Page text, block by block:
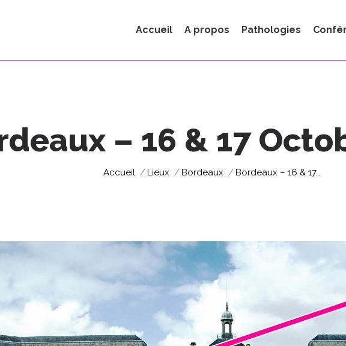
Accueil A propos Pathologies
– 16 & 17
Vous êtes ici :
Accueil Lieux Bordeaux Bordeaux – 16 & 17…